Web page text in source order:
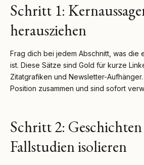
Schritt 1:
herausziehen
Frag dich bei jedem Abschnitt, was die
ist. Diese Sätze sind Gold für kurze
Zitatgrafiken und Newsletter-
Position zusammen und sind sofort
Schritt 2:
Fallstudien isolieren